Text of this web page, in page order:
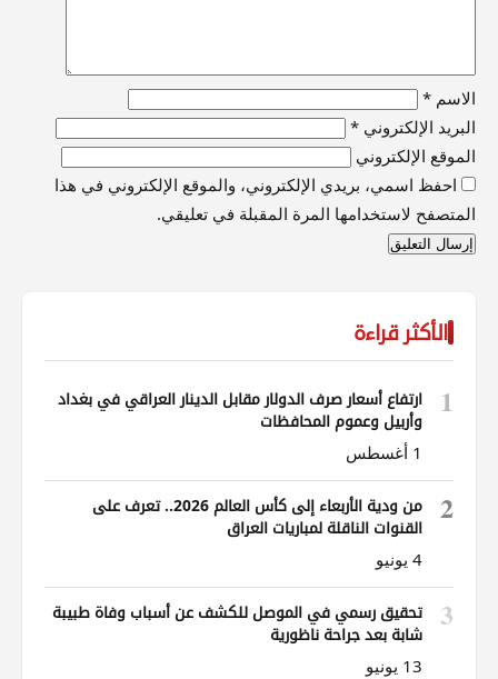
الاسم *
البريد الإلكتروني *
الموقع الإلكتروني
احفظ اسمي، بريدي الإلكتروني، والموقع الإلكتروني في هذا
المتصفح لاستخدامها المرة المقبلة في تعليقي.
الأكثر قراءة
1
ارتفاع أسعار صرف الدولار مقابل الدينار العراقي في بغداد
وأربيل وعموم المحافظات
1 أغسطس
2
من ودية الأربعاء إلى كأس العالم 2026.. تعرف على
القنوات الناقلة لمباريات العراق
4 يونيو
3
تحقيق رسمي في الموصل للكشف عن أسباب وفاة طبيبة
شابة بعد جراحة ناظورية
13 يونيو